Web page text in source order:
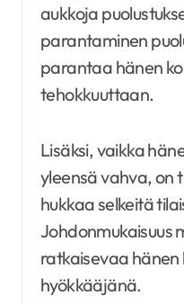
aukkoja
parantaminen
parantaa hänen
tehokkuuttaan.
Lisäksi, vaikka
yleensä vahva, on
hukkaa selkeitä
Johdonmukaisuus
ratkaisevaa hänen
hyökkääjänä.